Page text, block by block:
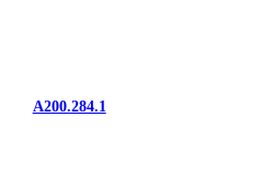
A200.284.1